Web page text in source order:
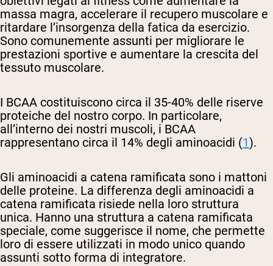
massa magra, accelerare il recupero muscolare e
ritardare l’insorgenza della fatica da esercizio.
Sono comunemente assunti per migliorare le
prestazioni sportive e aumentare la crescita del
tessuto muscolare.
I BCAA costituiscono circa il 35-40% delle riserve
proteiche del nostro corpo. In particolare,
all’interno dei nostri muscoli, i BCAA
rappresentano circa il 14% degli aminoacidi (1).
Gli aminoacidi a catena ramificata sono i mattoni
delle proteine. La differenza degli aminoacidi a
catena ramificata risiede nella loro struttura
unica. Hanno una struttura a catena ramificata
speciale, come suggerisce il nome, che permette
loro di essere utilizzati in modo unico quando
assunti sotto forma di integratore.